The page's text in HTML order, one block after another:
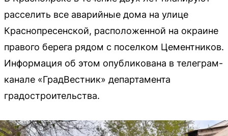
расселить все аварийные дома на улице
Краснопресенской, расположенной на окраине
правого берега рядом с поселком Цементников.
Информация об этом опубликована в телеграм-
канале «ГрадВестник» департамента
градостроительства.